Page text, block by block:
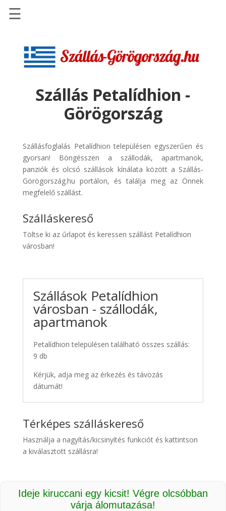
Szállások
Repülőjegy
pénzvisszatérítéssel
Discover
Cars
Transzfer
Kiwi
Taxi
☰
Szállás Petalídhion -
Görögország
Szállásfoglalás Petalídhion településen egyszerűen és
gyorsan! Böngésszen a szállodák, apartmanok,
panziók és olcsó szállások kínálata között a Szállás-
Görögország.hu portálon, és találja meg az Önnek
megfelelő szállást.
Szálláskereső
Töltse ki az űrlapot és keressen szállást Petalídhion
városban!
Szállások Petalídhion
városban - szállodák,
apartmanok
Petalídhion településen található összes szállás:
9 db
Kérjük, adja meg az érkezés és távozás
dátumát!
Térképes szálláskereső
Használja a nagyítás/kicsinyítés funkciót és kattintson
a kiválasztott szállásra!
Ideje kiruccani egy kicsit! Végre olcsóbban
várja álomutazása!